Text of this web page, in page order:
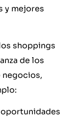
y mejores
shoppings
de los
negocios,